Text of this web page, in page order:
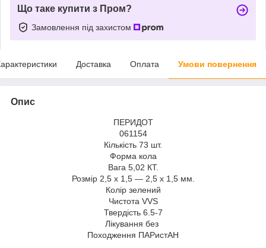
Що таке купити з Пром?
Замовлення під захистом
Доставка Оплата Умови повернення
Опис
ПЕРИДОТ
061154
Кількість 73 шт.
Форма кола
Вага 5,02 КТ.
Розмір 2,5 х 1,5 — 2,5 х 1,5 мм.
Колір зелений
Чистота VVS
Твердість 6.5-7
Лікування без
Походження ПАРистАН